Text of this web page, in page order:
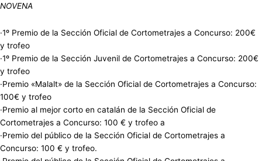
NOVENA
·1º Premio de la Sección Oficial de Cortometrajes a Concurso: 200€
y trofeo
·1º Premio de la Sección Juvenil de Cortometrajes a Concurso: 200€
y trofeo
·Premio «Malalt» de la Sección Oficial de Cortometrajes a Concurso:
100€ y trofeo
·Premio al mejor corto en catalán de la Sección Oficial de
Cortometrajes a Concurso: 100 € y trofeo a
·Premio del público de la Sección Oficial de Cortometrajes a
Concurso: 100 € y trofeo.